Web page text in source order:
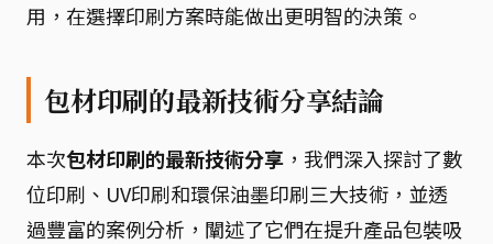
用，在選擇印刷方案時能做出更明智的決策。
包材印刷的最新技術分享結論
本次包材印刷的最新技術分享 ，我們深入探討了數
位印刷、UV印刷和環保油墨印刷三大技術，並透
過豐富的案例分析，闡述了它們在提升產品包裝吸